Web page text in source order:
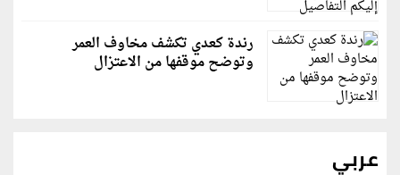
رندة كعدي تكشف مخاوف العمر
وتوضح موقفها من الاعتزال
عربي